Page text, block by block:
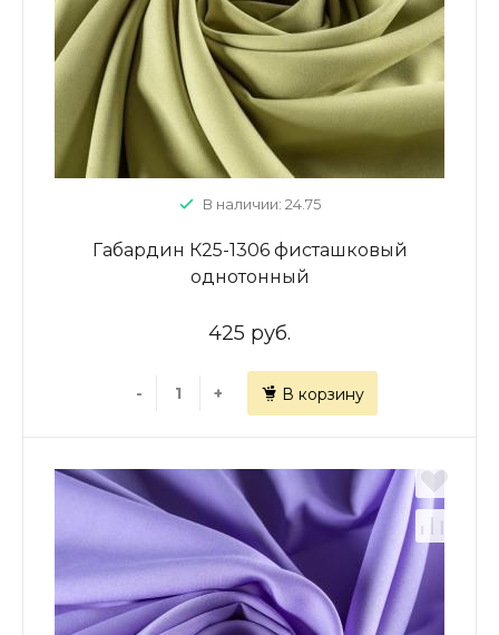
В наличии: 24.75
Габардин К25-1306 фисташковый
однотонный
425 руб.
- + В корзину